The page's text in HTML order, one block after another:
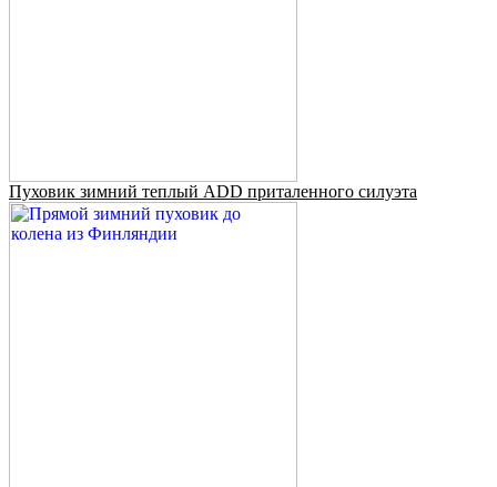
Пуховик зимний теплый ADD приталенного силуэта